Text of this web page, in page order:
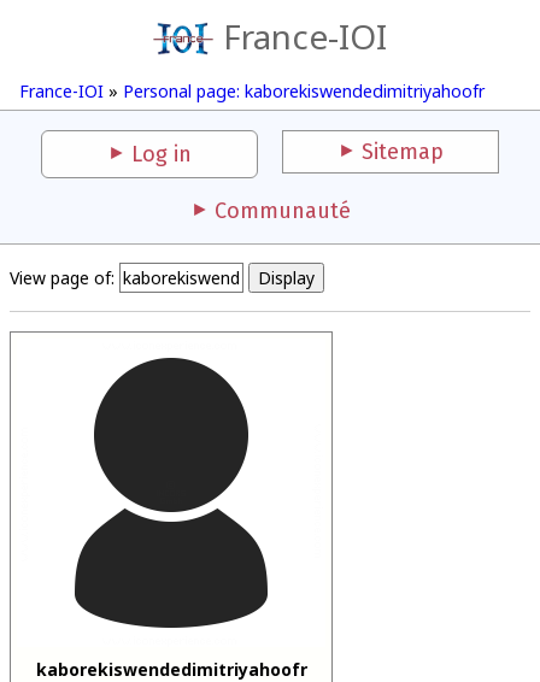
France-IOI
France-IOI » Personal page: kaborekiswendedimitriyahoofr
Log in Sitemap
Communauté
View page of:
kaborekiswendedimitriyahoofr